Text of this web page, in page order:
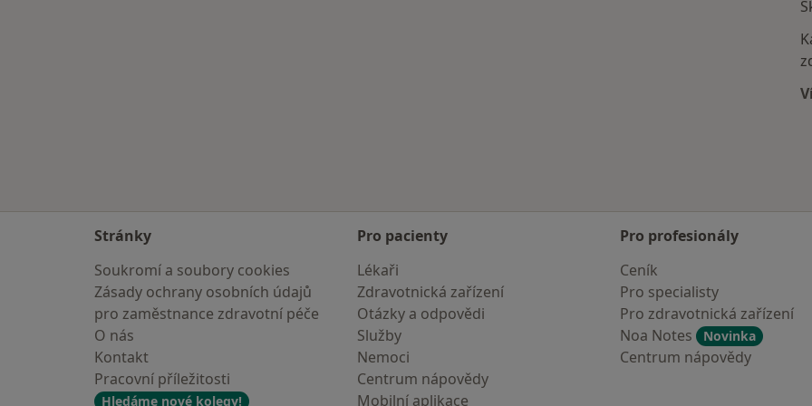
Stránky
Soukromí a soubory cookies
Zásady ochrany osobních údajů
pro zaměstnance zdravotní péče
O nás
Kontakt
Pracovní příležitosti
Hledáme nové kolegy!
Pro pacienty
Lékaři
Zdravotnická zařízení
Otázky a odpovědi
Služby
Nemoci
Centrum nápovědy
Mobilní aplikace
Pro profesionály
Ceník
Pro specialisty
Pro zdravotnická zařízení
Noa Notes
Novinka
Centrum nápovědy